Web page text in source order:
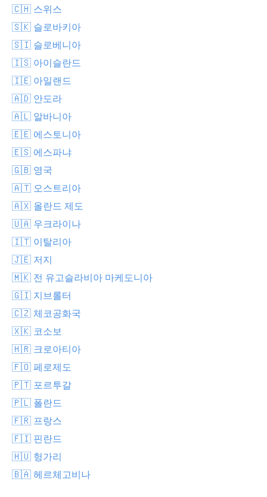
🇨🇭 스위스
🇸🇰 슬로바키아
🇸🇮 슬로베니아
🇮🇸 아이슬란드
🇮🇪 아일랜드
🇦🇩 안도라
🇦🇱 알바니아
🇪🇪 에스토니아
🇪🇸 에스파냐
🇬🇧 영국
🇦🇹 오스트리아
🇦🇽 올란드 제도
🇺🇦 우크라이나
🇮🇹 이탈리아
🇯🇪 저지
🇲🇰 전 유고슬라비아 마케도니아
🇬🇮 지브롤터
🇨🇿 체코공화국
🇽🇰 코소보
🇭🇷 크로아티아
🇫🇴 페로제도
🇵🇹 포르투갈
🇵🇱 폴란드
🇫🇷 프랑스
🇫🇮 핀란드
🇭🇺 헝가리
🇧🇦 헤르체고비나